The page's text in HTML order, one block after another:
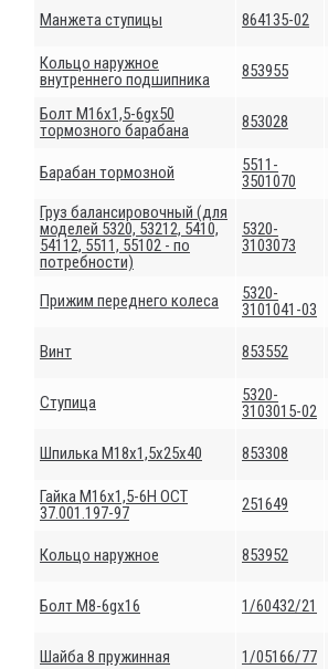
Манжета ступицы 864135-02
Кольцо наружное
внутреннего подшипника
853955
Болт М16х1,5-6gх50
тормозного барабана
853028
Барабан тормозной
5511-
3501070
Груз балансировочный (для
моделей 5320, 53212, 5410,
54112, 5511, 55102 - по
потребности)
5320-
3103073
Прижим переднего колеса
5320-
3101041-03
Винт 853552
Ступица
5320-
3103015-02
Шпилька М18х1,5х25х40 853308
Гайка М16х1,5-6Н ОСТ
37.001.197-97
251649
Кольцо наружное 853952
Болт М8-6gх16 1/60432/21
Шайба 8 пружинная 1/05166/77